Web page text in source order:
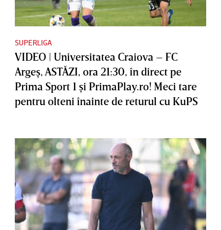
SUPERLIGA
VIDEO | Universitatea Craiova – FC
Argeş, ASTĂZI, ora 21:30, în direct pe
Prima Sport 1 şi PrimaPlay.ro! Meci tare
pentru olteni înainte de returul cu KuPS